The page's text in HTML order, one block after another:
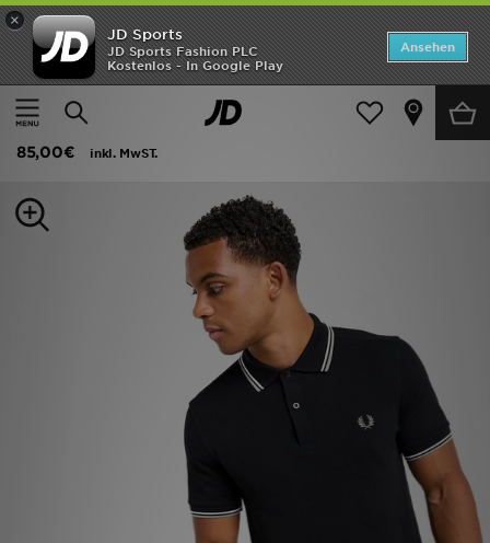
×
JD Sports
JD Sports Fashion PLC
Kostenlos - In Google Play
Ansehen
Startseite
Herren Herrenbekleidung Poloshirts
Fred Perry Twin Tipped Poloshirt
85,00€
inkl. MwST.
Startseite
ANGEBOTE
Herren